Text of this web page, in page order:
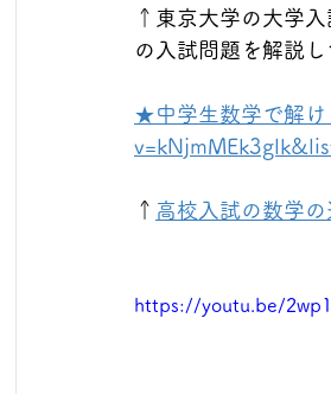
↑東京大学の大学
の入試問題を解説
★中学生数学で解
↑ 高校入試の数学
https://youtu.be/